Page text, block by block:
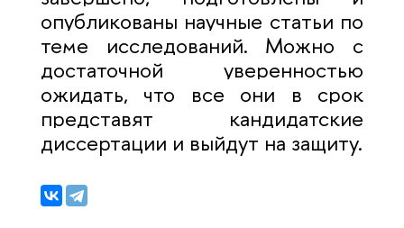
опубликованы научные статьи по
теме исследований. Можно с
достаточной уверенностью
ожидать, что все они в срок
представят кандидатские
диссертации и выйдут на защиту.